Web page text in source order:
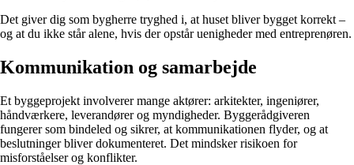
Det giver dig som bygherre tryghed i, at huset bliver bygget korrekt –
og at du ikke står alene, hvis der opstår uenigheder med entreprenøren.
Kommunikation og samarbejde
Et byggeprojekt involverer mange aktører: arkitekter, ingeniører,
håndværkere, leverandører og myndigheder. Byggerådgiveren
fungerer som bindeled og sikrer, at kommunikationen flyder, og at
beslutninger bliver dokumenteret. Det mindsker risikoen for
misforståelser og konflikter.